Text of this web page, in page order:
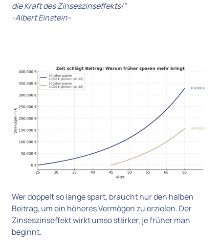
die Kraft des Zinseszinseffekts!"
-Albert Einstein-
Wer doppelt so lange spart, braucht nur den halben
Beitrag, um ein höheres Vermögen zu erzielen. Der
Zinseszinseffekt wirkt umso stärker, je früher man
beginnt.